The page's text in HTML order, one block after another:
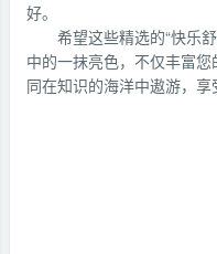
好。
希望这些精选的“快乐
中的一抹亮色，不仅丰富
同在知识的海洋中遨游，享